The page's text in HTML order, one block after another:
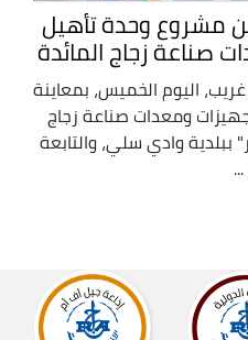
مشروع وحدة تأهيل
زجاج المائدة
اليوم الخميس، بمعاينة
ومعدات صناعة زجاج
وادي سلي، والتابعة